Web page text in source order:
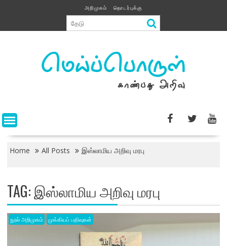
content
அறிமுகம் தொடர்புக்கு
Home All Posts இஸ்லாமிய அறிவு மரபு
TAG:இஸ்லாமிய அறிவு மரபு
நூல் அறிமுகம் முக்கியப் பதிவுகள்